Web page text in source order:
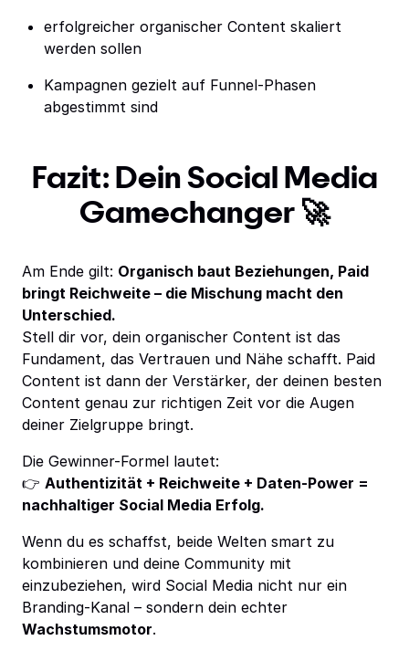
erfolgreicher organischer Content skaliert
werden sollen
Kampagnen gezielt auf Funnel-Phasen
abgestimmt sind
Fazit: Dein Social Media
Gamechanger 🚀
Am Ende gilt: Organisch baut Beziehungen, Paid
bringt Reichweite – die Mischung macht den
Unterschied.
Stell dir vor, dein organischer Content ist das
Fundament, das Vertrauen und Nähe schafft. Paid
Content ist dann der Verstärker, der deinen besten
Content genau zur richtigen Zeit vor die Augen
deiner Zielgruppe bringt.
Die Gewinner-Formel lautet:
👉 Authentizität + Reichweite + Daten-Power =
nachhaltiger Social Media Erfolg.
Wenn du es schaffst, beide Welten smart zu
kombinieren und deine Community mit
einzubeziehen, wird Social Media nicht nur ein
Branding-Kanal – sondern dein echter
Wachstumsmotor.